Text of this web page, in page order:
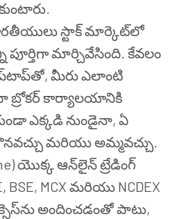
స్టాక్ మార్కెట్‌లో
పూర్తిగా మార్చివేసింది. కేవలం
మీరు ఎలాంటి
బ్రోకర్ కార్యాలయానికి
ఎక్కడి నుండైనా, ఏ
మరియు అమ్మవచ్చు.
యొక్క ఆన్‌లైన్ ట్రేడింగ్
MCX మరియు NCDEX
అందించడంతో పాటు,